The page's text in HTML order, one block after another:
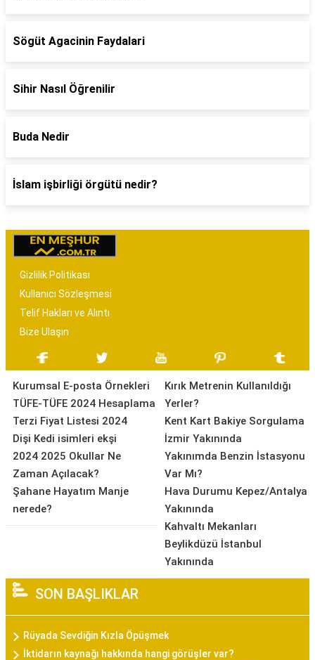
Sögüt Agacinin Faydalari
Sihir Nasıl Öğrenilir
Buda Nedir
İslam işbirliği örgütü nedir?
Gizlilik Politikası
Kullanıcı Sözleşmesi
Telif Hakları ve Alıntı
Bize Ulaşın
Kurumsal E-posta Örnekleri
TÜFE-TÜFE 2024 Hesaplama
Terzi Fiyat Listesi 2024
Dişi Kedi isimleri ekşi
2024 2025 Okullar Ne
Zaman Açılacak?
Şahane Hayatım Manje
nerede?
Kırık Metrenin Kullanıldığı
Yerler?
Kent Kart Bakiye Sorgulama
İzmir Yakınında
Yakınımda Benzin İstasyonu
Var Mı?
Hava Durumu Kepez/Antalya
Yakınında
Kahvaltı Mekanları
Beylikdüzü İstanbul
Yakınında
SON BAŞLIKLAR
Rüyada Sevdiğin Kızla Öpüşmek
İktidarın kaynağı hakkında hangi görüşler var?